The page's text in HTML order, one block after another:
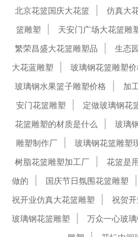
北京花篮国庆大花篮
仿真大
篮雕塑
天安门广场大花篮雕
繁荣昌盛大花篮雕塑品
生态
大花蓝雕塑
玻璃钢花篮雕塑价
玻璃钢水果篮子雕塑价格
加
安门花篮雕塑
定做玻璃钢花
花篮雕塑的材质是什么
玻璃
雕塑制作厂
玻璃钢花篮雕塑
树脂花篮雕塑加工厂
花篮是
做的
国庆节日氛围花篮雕塑
祝开业仿真大花篮雕塑
祝贺
玻璃钢花篮雕塑
万众一心玻